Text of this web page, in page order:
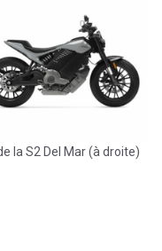
la S2 Del Mar (à droite)